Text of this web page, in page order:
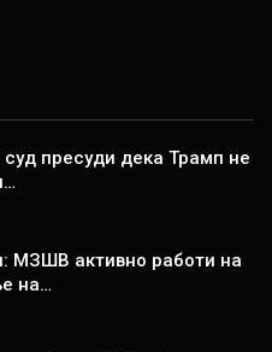
пресуди дека Трамп не
МЗШВ активно работи на
на…